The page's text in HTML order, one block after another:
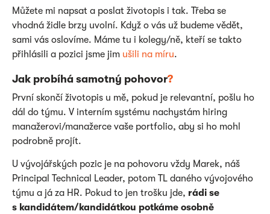
Můžete mi napsat a poslat životopis i tak. Třeba se
vhodná židle brzy uvolní. Když o vás už budeme vědět,
sami vás oslovíme. Máme tu i kolegy/ně, kteří se takto
přihlásili a pozici jsme jim ušili na míru.
Jak probíhá samotný pohovor?
První skončí životopis u mě, pokud je relevantní, pošlu ho
dál do týmu. V interním systému nachystám hiring
manažerovi/manažerce vaše portfolio, aby si ho mohl
podrobně projít.
U vývojářských pozic je na pohovoru vždy Marek, náš
Principal Technical Leader, potom TL daného vývojového
týmu a já za HR. Pokud to jen trošku jde, rádi se
s kandidátem/kandidátkou potkáme osobně